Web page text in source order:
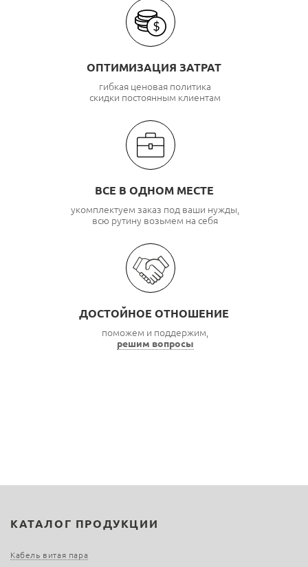
ОПТИМИЗАЦИЯ ЗАТРАТ
гибкая ценовая политика
скидки постоянным клиентам
ВСЕ В ОДНОМ МЕСТЕ
укомплектуем заказ под ваши нужды,
всю рутину возьмем на себя
ДОСТОЙНОЕ ОТНОШЕНИЕ
поможем и поддержим,
решим вопросы
КАТАЛОГ ПРОДУКЦИИ
Кабель витая пара